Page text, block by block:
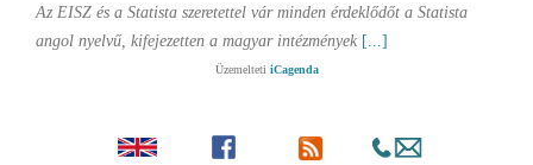
Az EISZ és a Statista szeretettel vár minden érdeklődőt a Statista
angol nyelvű, kifejezetten a magyar intézmények [...]
Üzemelteti iCagenda